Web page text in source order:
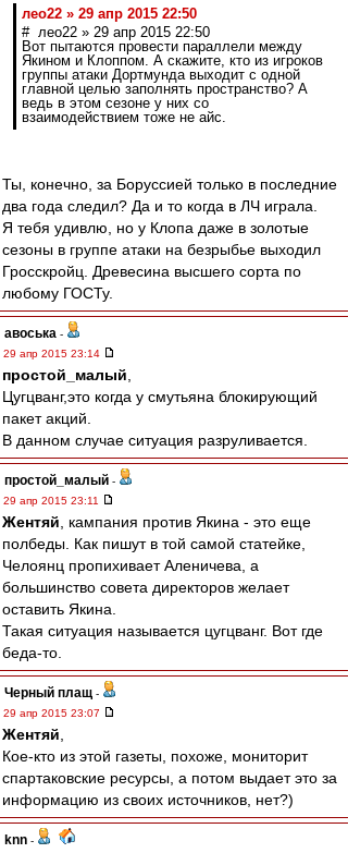
лео22 » 29 апр 2015 22:50
# лео22 » 29 апр 2015 22:50
Вот пытаются провести параллели между
Якином и Клоппом. А скажите, кто из игроков
группы атаки Дортмунда выходит с одной
главной целью заполнять пространство? А
ведь в этом сезоне у них со
взаимодействием тоже не айс.
Ты, конечно, за Боруссией только в последние
два года следил? Да и то когда в ЛЧ играла.
Я тебя удивлю, но у Клопа даже в золотые
сезоны в группе атаки на безрыбье выходил
Гросскройц. Древесина высшего сорта по
любому ГОСТу.
авоська -
29 апр 2015 23:14
простой_малый
Цугцванг,это когда у смутьяна блокирующий
пакет акций.
В данном случае ситуация разруливается.
простой_малый -
29 апр 2015 23:11
Жентяй , кампания против Якина - это еще
полбеды. Как пишут в той самой статейке,
Челоянц пропихивает Аленичева, а
большинство совета директоров желает
оставить Якина.
Такая ситуация называется цугцванг. Вот где
беда-то.
Черный плащ -
29 апр 2015 23:07
Жентяй
Кое-кто из этой газеты, похоже, мониторит
спартаковские ресурсы, а потом выдает это за
информацию из своих источников, нет?)
knn -